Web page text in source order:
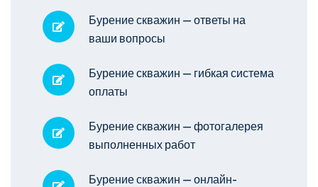
Бурение скважин — ответы на
ваши вопросы
Бурение скважин — гибкая система
оплаты
Бурение скважин — фотогалерея
выполненных работ
Бурение скважин — онлайн-